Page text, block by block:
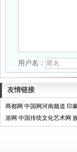
用户名：
友情链接
商都网 中国网河南频道 印
游网 中国传统文化艺术网